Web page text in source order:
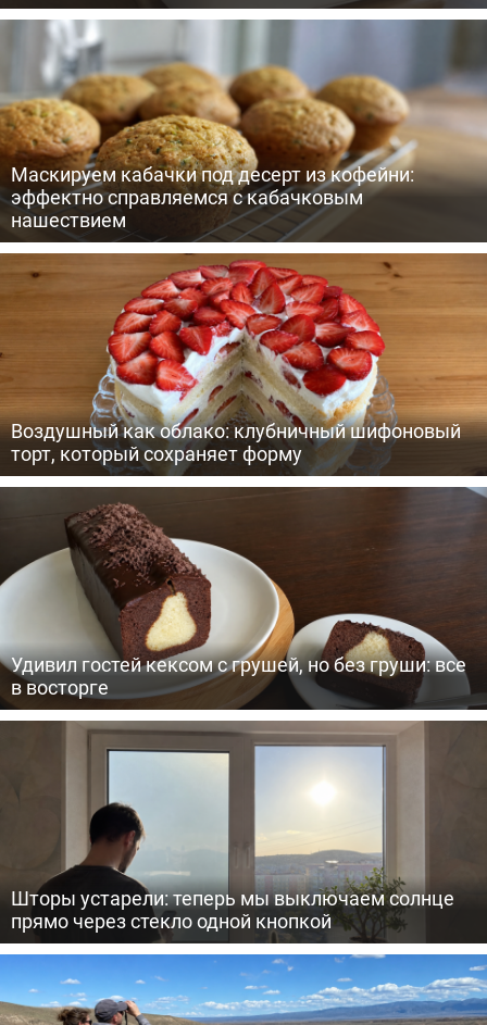
Маскируем кабачки под десерт из кофейни:
эффектно справляемся с кабачковым
нашествием
Воздушный как облако: клубничный шифоновый
торт, который сохраняет форму
Удивил гостей кексом с грушей, но без груши: все
в восторге
Шторы устарели: теперь мы выключаем солнце
прямо через стекло одной кнопкой